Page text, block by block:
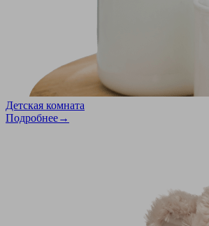
Детская комната
Подробнее→